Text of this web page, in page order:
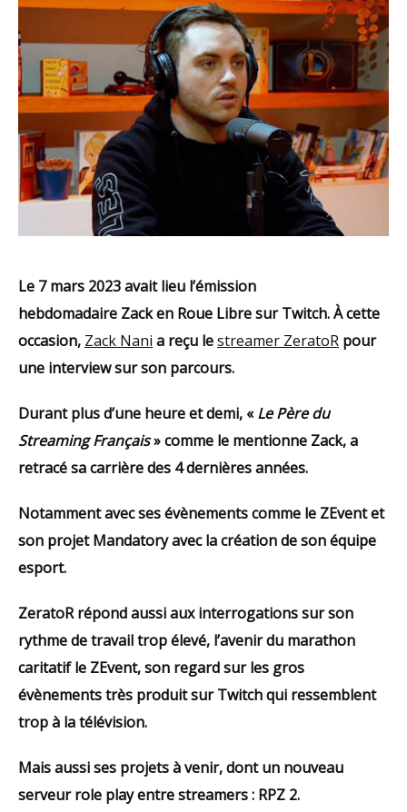
Le 7 mars 2023 avait lieu l’émission
hebdomadaire Zack en Roue Libre sur Twitch. À cette
occasion, Zack Nani a reçu lestreamer ZeratoR pour
une interview sur son parcours.
Durant plus d’une heure et demi, «Le Père du
Streaming Français» comme le mentionne Zack, a
retracé sa carrière des 4 dernières années.
Notamment avec ses évènements comme le ZEvent et
son projet Mandatory avec la création de son équipe
esport.
ZeratoR répond aussi aux interrogations sur son
rythme de travail trop élevé, l’avenir du marathon
caritatif le ZEvent, son regard sur les gros
évènements très produit sur Twitch qui ressemblent
trop à la télévision.
Mais aussi ses projets à venir, dont un nouveau
serveur role play entre streamers : RPZ 2.